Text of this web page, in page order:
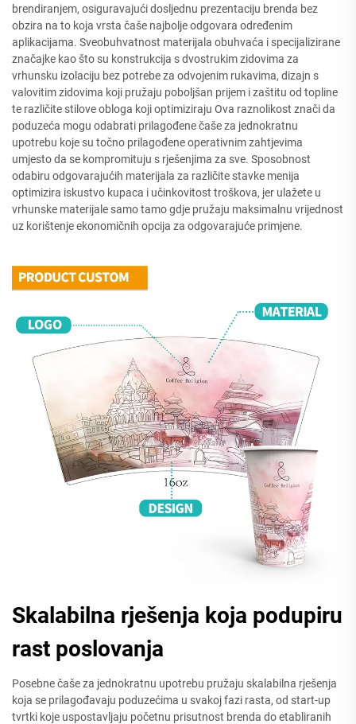
brendiranjem, osiguravajući dosljednu prezentaciju brenda bez
obzira na to koja vrsta čaše najbolje odgovara određenim
aplikacijama. Sveobuhvatnost materijala obuhvaća i specijalizirane
značajke kao što su konstrukcija s dvostrukim zidovima za
vrhunsku izolaciju bez potrebe za odvojenim rukavima, dizajn s
valovitim zidovima koji pružaju poboljšan prijem i zaštitu od topline
te različite stilove obloga koji optimiziraju Ova raznolikost znači da
poduzeća mogu odabrati prilagođene čaše za jednokratnu
upotrebu koje su točno prilagođene operativnim zahtjevima
umjesto da se kompromituju s rješenjima za sve. Sposobnost
odabiru odgovarajućih materijala za različite stavke menija
optimizira iskustvo kupaca i učinkovitost troškova, jer ulažete u
vrhunske materijale samo tamo gdje pružaju maksimalnu vrijednost
uz korištenje ekonomičnih opcija za odgovarajuće primjene.
Skalabilna rješenja koja podupiru
rast poslovanja
Posebne čaše za jednokratnu upotrebu pružaju skalabilna rješenja
koja se prilagođavaju poduzećima u svakoj fazi rasta, od start-up
tvrtki koje uspostavljaju početnu prisutnost brenda do etabliranih